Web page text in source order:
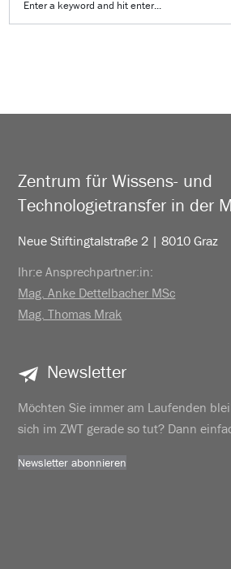
Zentrum für Wissens- und
Technologietransfer in der
Neue Stiftingtalstraße 2 | 8010 Graz
Ihr:e Ansprechpartner:in:
Mag. Anke Dettelbacher MSc
Mag. Thomas Mrak
Newsletter
Möchten Sie immer am Laufenden
sich im ZWT gerade so tut? Dann
Newsletter abonnieren